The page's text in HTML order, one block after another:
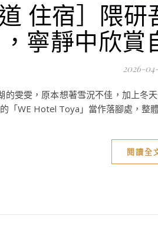
住宿］隈
寧靜中欣賞
2026-
的雯雯，原本想著雪況不佳，加上冬
「WE Hotel Toya」當作落腳處，整
閱讀全